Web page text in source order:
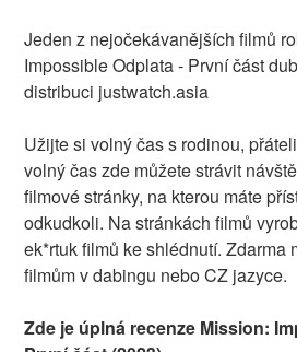
Jeden z nejočekávanějších filmů
Impossible Odplata - První část
distribuci justwatch.asia
Užijte si volný čas s rodinou,
volný čas zde můžete strávit
filmové stránky, na kterou máte
odkudkoli. Na stránkách filmů
ek*rtuk filmů ke shlédnutí. Zdarma
filmům v dabingu nebo CZ jazyce.
Zde je úplná recenze Mission: